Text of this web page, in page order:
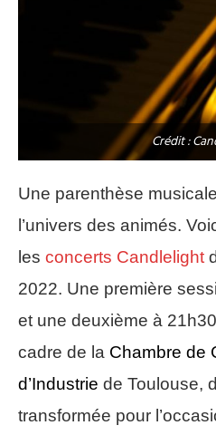
Crédit :
Une parenthèse
l’univers des animés.
les concerts Candlelight
2022. Une première
et une deuxième à
cadre de la Chambre de
d’Industrie de Toulouse,
transformée pour